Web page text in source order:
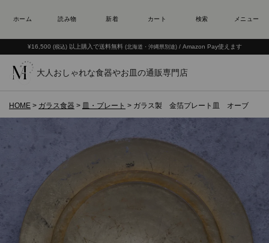
¥16,500 (税込) 以上購入で送料無料 (北海道・沖縄県別途) / Amazon Pay使えます
大人おしゃれな食器やお皿の通販専門店
HOME ガラス食器 皿・プレート ガラス製 金箔プレート皿 オーブ